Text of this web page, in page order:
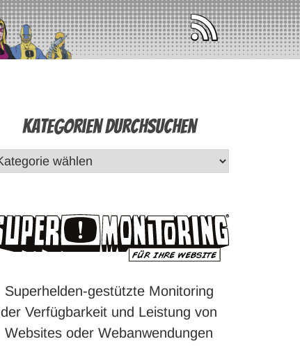
Kategorien durchsuchen
Superhelden-gestützte Monitoring
der Verfügbarkeit und Leistung von
Websites oder Webanwendungen